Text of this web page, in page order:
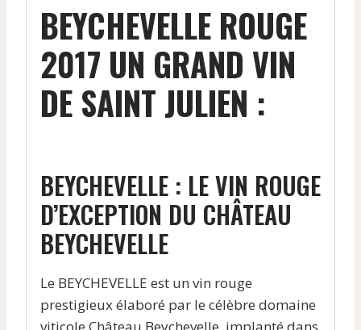
BEYCHEVELLE ROUGE
2017 UN GRAND VIN
DE SAINT JULIEN :
BEYCHEVELLE : LE VIN ROUGE
D’EXCEPTION DU CHÂTEAU
BEYCHEVELLE
Le BEYCHEVELLE est un vin rouge
prestigieux élaboré par le célèbre domaine